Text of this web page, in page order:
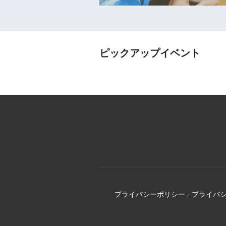
ピックアップイベント
プライバシーポリシー - プライバ